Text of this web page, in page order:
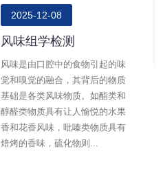
2025-12-08
风味组学检测
风味是由口腔中的食物引起的味
觉和嗅觉的融合，其背后的物质
基础是各类风味物质。如酯类和
醇醛类物质具有让人愉悦的水果
香和花香风味，吡嗪类物质具有
焙烤的香味，硫化物则...